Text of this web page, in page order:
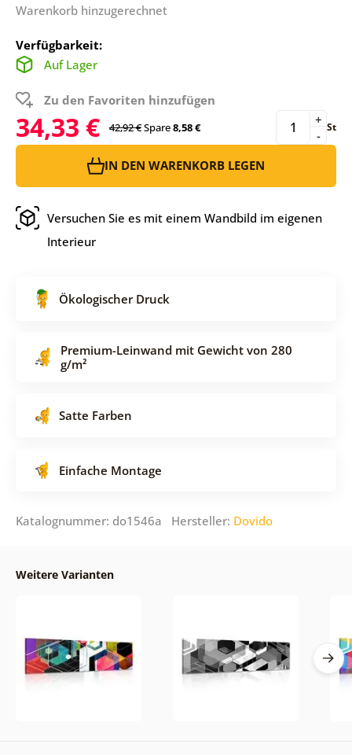
Warenkorb hinzugerechnet
Verfügbarkeit:
Auf Lager
Zu den Favoriten hinzufügen
34,33 € 42,92 €Spare8,58 € -
+ St
IN DEN WARENKORB LEGEN
Versuchen Sie es mit einem Wandbild im eigenen
Interieur
Ökologischer Druck
Premium-Leinwand mit Gewicht von 280
g/m²
Satte Farben
Einfache Montage
Katalognummer: do1546a Hersteller: Dovido
Weitere Varianten